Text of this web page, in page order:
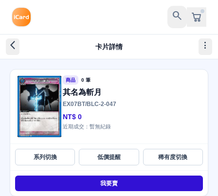
search
arrow_back_ios_new 卡片詳情 more_vert
商品 0 筆
其名為斬月
EX07BT/BLC-2-047
NT$ 0
近期成交：暫無紀錄
系列切換 低價提醒 稀有度切換
我要賣